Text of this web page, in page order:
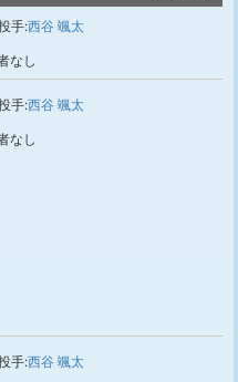
手:西谷 颯太
なし
手:西谷 颯太
なし
手:西谷 颯太